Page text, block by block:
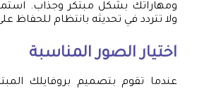
ومهاراتك بشكل مبتكر وجذاب.
ولا تتردد في تحديثه بانتظام للحفاظ
اختيار الصور المناسبة
عندما تقوم بتصميم بروفايلك